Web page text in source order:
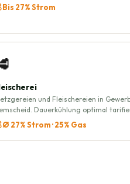
Bis 27% Strom
und Fleischereien in
Dauerkühlung optimal
Ø 27% Strom · 25% Gas